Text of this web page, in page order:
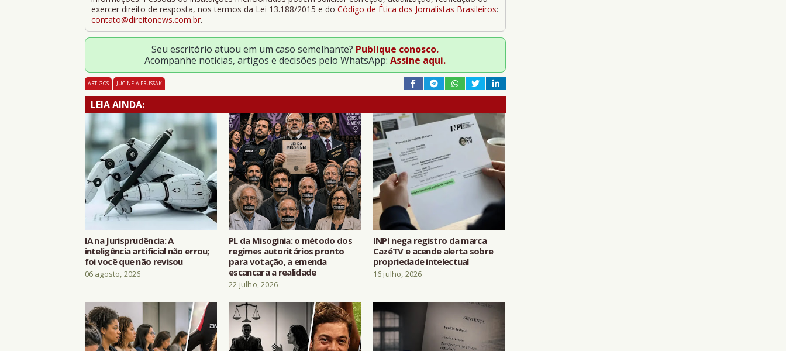
exercer direito de resposta, nos termos da Lei 13.188/2015 e do Código de Ética dos Jornalistas Brasileiros:
contato@direitonews.com.br.
Seu escritório atuou em um caso semelhante? Publique conosco.
Acompanhe notícias, artigos e decisões pelo WhatsApp: Assine aqui.
ARTIGOS JUCINEIA PRUSSAK
LEIA AINDA:
IA na Jurisprudência: A
inteligência artificial não errou;
foi você que não revisou
06 agosto, 2026
PL da Misoginia: o método dos
regimes autoritários pronto
para votação, a emenda
escancara a realidade
22 julho, 2026
INPI nega registro da marca
CazéTV e acende alerta sobre
propriedade intelectual
16 julho, 2026